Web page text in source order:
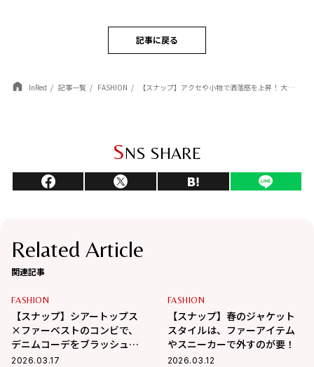
記事に戻る
InRed 記事一覧 FASHION 【スナップ】アクセや小物で洒落感を上昇！ 大人の余裕を感じさせるカーデ×デニムのシンプルコーデ
SNS SHARE
Related Article
関連記事
FASHION
【スナップ】シアートップス
×ファーベストのコンビで、
デニムコーデをブラッシュア
ップ
2026.03.17
FASHION
【スナップ】春のジャケット
スタイルは、ファーアイテム
やスニーカーで外すのが要！
2026.03.12